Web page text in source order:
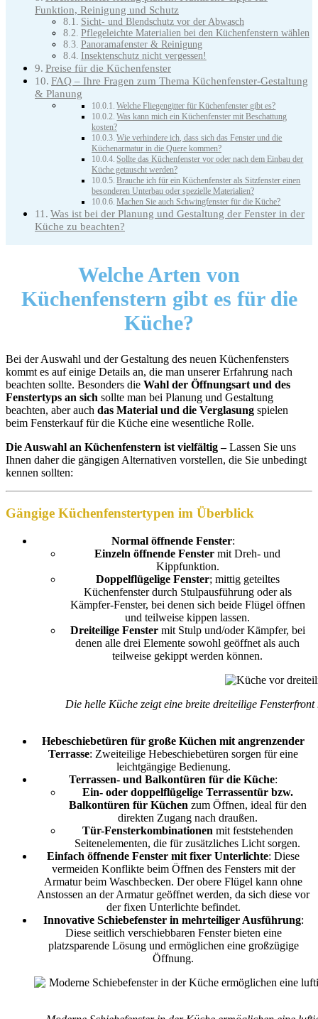
Funktion, Reinigung und Schutz
Sicht- und Blendschutz vor der Abwasch
Pflegeleichte Materialien bei den Küchenfenstern wählen
Panoramafenster & Reinigung
Insektenschutz nicht vergessen!
Preise für die Küchenfenster
FAQ – Ihre Fragen zum Thema Küchenfenster-Gestaltung
& Planung
Welche Fliegengitter für Küchenfenster gibt es?
Was kann mich ein Küchenfenster mit Beschattung
kosten?
Wie verhindere ich, dass sich das Fenster und die
Küchenarmatur in die Quere kommen?
Sollte das Küchenfenster vor oder nach dem Einbau der
Küche getauscht werden?
Brauche ich für ein Küchenfenster als Sitzfenster einen
besonderen Unterbau oder spezielle Materialien?
Machen Sie auch Schwingfenster für die Küche?
Was ist bei der Planung und Gestaltung der Fenster in der
Küche zu beachten?
Welche Arten von
Küchenfenstern gibt es für die
Küche?
Bei der Auswahl und der Gestaltung des neuen Küchenfensters
kommt es auf einige Details an, die man unserer Erfahrung nach
beachten sollte. Besonders die Wahl der Öffnungsart und des
Fenstertyps an sich sollte man bei Planung und Gestaltung
beachten, aber auch das Material und die Verglasung spielen
beim Fensterkauf für die Küche eine wesentliche Rolle.
Die Auswahl an Küchenfenstern ist vielfältig –Lassen Sie uns
Ihnen daher die gängigen Alternativen vorstellen, die Sie unbedingt
kennen sollten:
Gängige Küchenfenstertypen im Überblick
Normal öffnende Fenster:
Einzeln öffnende Fenster mit Dreh- und
Kippfunktion.
Doppelflügelige Fenster; mittig geteiltes
Küchenfenster durch Stulpausführung oder als
Kämpfer-Fenster, bei denen sich beide Flügel öffnen
und teilweise kippen lassen.
Dreiteilige Fenstermit Stulp und/oder Kämpfer, bei
denen alle drei Elemente sowohl geöffnet als auch
teilweise gekippt werden können.
Die helle Küche zeigt eine breite dreiteilige
Hebeschiebetüren für große Küchen mit angrenzender
Terrasse: Zweiteilige Hebeschiebetüren sorgen für eine
leichtgängige Bedienung.
Terrassen- und Balkontüren für die Küche:
Ein- oder doppelflügelige Terrassentür bzw.
Balkontüren für Küchen zum Öffnen, ideal für den
direkten Zugang nach draußen.
Tür-Fensterkombinationen mit feststehenden
Seitenelementen, die für zusätzliches Licht sorgen.
Einfach öffnende Fenster mit fixer Unterlichte: Diese
vermeiden Konflikte beim Öffnen des Fensters mit der
Armatur beim Waschbecken. Der obere Flügel kann ohne
Anstossen an der Armatur geöffnet werden, da sich diese vor
der fixen Unterlichte befindet.
Innovative Schiebefenster in mehrteiliger Ausführung:
Diese seitlich verschiebbaren Fenster bieten eine
platzsparende Lösung und ermöglichen eine großzügige
Öffnung.